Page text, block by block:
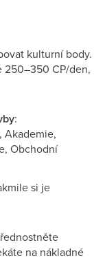
kulturní body.
CP/den,
:
Akademie,
Obchodní
si je
na nákladné